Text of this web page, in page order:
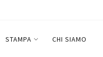
STAMPA CHI SIAMO